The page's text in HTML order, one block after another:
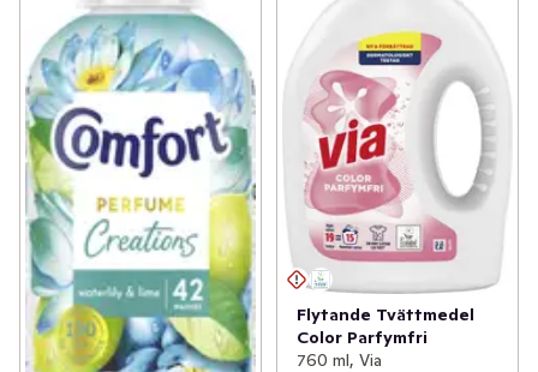
Flytande Tvättmedel
Color Parfymfri
760 ml, Via